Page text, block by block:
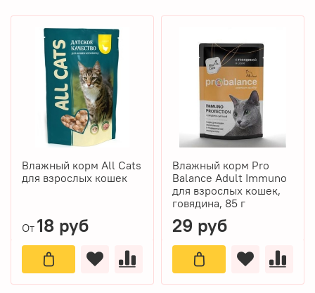
Влажный корм All Cats
для взрослых кошек
От 18 руб
Влажный корм Pro
Balance Adult Immuno
для взрослых кошек,
говядина, 85 г
29 руб